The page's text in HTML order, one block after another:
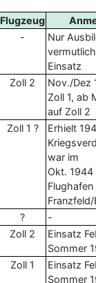
Flugzeug
-
Nur
Einsatz
Zoll 2
Nov./Dez
Zoll 1, ab
auf Zoll 2
Zoll 1 ?
Erhielt
war im
Okt.
Flughafen
?
-
Zoll 2
Einsatz
Sommer
Zoll 1
Einsatz
Sommer